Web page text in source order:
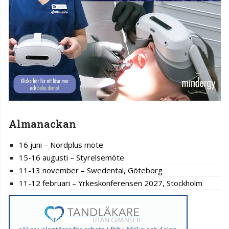
Almanackan
16 juni – Nordplus möte
15-16 augusti – Styrelsemöte
11-13 november – Swedental, Göteborg
11-12 februari – Yrkeskonferensen 2027, Stockholm